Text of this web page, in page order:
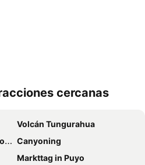
cercanas
Volcán Tungurahua
Canyoning
Markttag in Puyo